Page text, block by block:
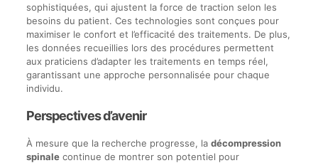
sophistiquées, qui ajustent la force de traction selon les
besoins du patient. Ces technologies sont conçues pour
maximiser le confort et l’efficacité des traitements. De plus,
les données recueillies lors des procédures permettent
aux praticiens d’adapter les traitements en temps réel,
garantissant une approche personnalisée pour chaque
individu.
Perspectives d’avenir
À mesure que la recherche progresse, la décompression
spinalecontinue de montrer son potentiel pour